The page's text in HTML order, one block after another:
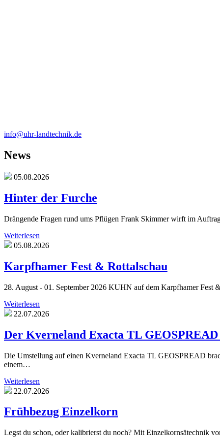
info@uhr-landtechnik.de
News
05.08.2026
Hinter der Furche
Drängende Fragen rund ums Pflügen Frank Skimmer wirft im
Weiterlesen
05.08.2026
Karpfhamer Fest & Rottalschau
28. August - 01. September 2026 KUHN auf dem Karpfhamer Fest
Weiterlesen
22.07.2026
Der Kverneland Exacta TL
Die Umstellung auf einen Kverneland Exacta TL GEOSPREAD
einem…
Weiterlesen
22.07.2026
Frühbezug Einzelkorn
Legst du schon, oder kalibrierst du noch? Mit Einzelkornsätechnik